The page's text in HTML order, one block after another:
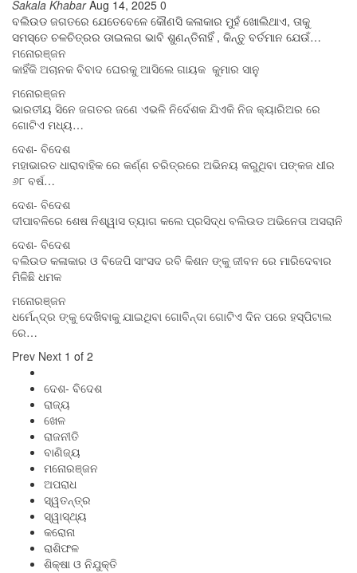
Sakala KhabarAug 14, 2025 0
ବଲିଉଡ ଜଗତରେ ଯେତେବେଳେ କୌଣସି କଳାକାର ମୁହଁ ଖୋଲିଥାଏ, ତାକୁ
ସମସ୍ତେ ଚଳଚିତ୍ରର ଡାଇଲଗ ଭାବି ଶୁଣନ୍ତିନାହିଁ , କିନ୍ତୁ ବର୍ତମାନ ଯେଉଁ…
ମନୋରଞ୍ଜନ
କାହିଁକି ଅଚାନକ ବିବାଦ ଘେରକୁ ଆସିଲେ ଗାୟକ କୁମାର ସାନୁ
ମନୋରଞ୍ଜନ
ଭାରତୀୟ ସିନେ ଜଗତର ଜଣେ ଏଭଳି ନିର୍ଦେଶକ ଯିଏକି ନିଜ କ୍ୟାରିଅର ରେ
ଗୋଟିଏ ମଧ୍ୟ…
ଦେଶ- ବିଦେଶ
ମହାଭାରତ ଧାରାବାହିକ ରେ କର୍ଣ୍ଣ ଚରିତ୍ରରେ ଅଭିନୟ କରୁଥିବା ପଙ୍କଜ ଧୀର
୬୮ ବର୍ଷ…
ଦେଶ- ବିଦେଶ
ଦୀପାବଳିରେ ଶେଷ ନିଶ୍ୱାସ ତ୍ୟାଗ କଲେ ପ୍ରସିଦ୍ଧ ବଲିଉଡ ଅଭିନେତା ଅସରାନି
ଦେଶ- ବିଦେଶ
ବଲିଉଡ କଳାକାର ଓ ବିଜେପି ସାଂସଦ ରବି କିଶନ ଙ୍କୁ ଜୀବନ ରେ ମାରିଦେବାର
ମିଳିଛି ଧମକ
ମନୋରଞ୍ଜନ
ଧର୍ମେନ୍ଦ୍ର ଙ୍କୁ ଦେଖିବାକୁ ଯାଇଥିବା ଗୋବିନ୍ଦା ଗୋଟିଏ ଦିନ ପରେ ହସ୍ପିଟାଲ
ରେ…
Prev Next 1 of 2
ଦେଶ- ବିଦେଶ
ରାଜ୍ୟ
ଖେଳ
ରାଜନୀତି
ବାଣିଜ୍ୟ
ମନୋରଞ୍ଜନ
ଅପରାଧ
ସ୍ୱତନ୍ତ୍ର
ସ୍ୱାସ୍ଥ୍ୟ
କରୋନା
ରାଶିଫଳ
ଶିକ୍ଷା ଓ ନିଯୁକ୍ତି